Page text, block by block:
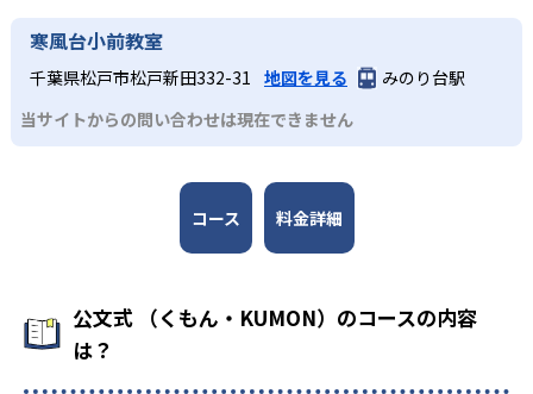
寒風台小前教室
千葉県松戸市松戸新田332-31 地図を見る
みのり台駅
当サイトからの問い合わせは現在できません
コース 料金詳細
公文式 （くもん・KUMON）のコースの内容
は？